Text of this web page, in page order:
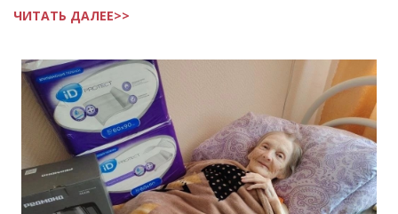
ЧИТАТЬ ДАЛЕЕ>>